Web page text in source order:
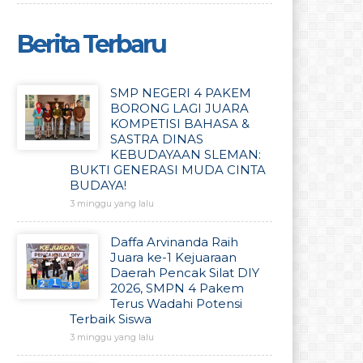
Berita Terbaru
SMP NEGERI 4 PAKEM
BORONG LAGI JUARA
KOMPETISI BAHASA &
SASTRA DINAS
KEBUDAYAAN SLEMAN:
BUKTI GENERASI MUDA CINTA
BUDAYA!
3 minggu yang lalu
Daffa Arvinanda Raih
Juara ke-1 Kejuaraan
Daerah Pencak Silat DIY
2026, SMPN 4 Pakem
Terus Wadahi Potensi
Terbaik Siswa
3 minggu yang lalu